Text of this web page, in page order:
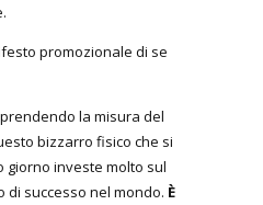
promozionale di se
la misura del
bizzarro fisico che si
investe molto sul
successo nel mondo. È